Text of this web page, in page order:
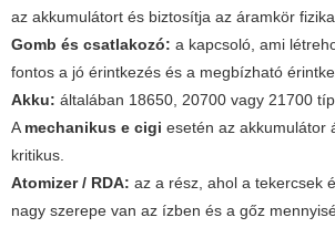
az akkumulátort és biztosítja az áramkör
Gomb és csatlakozó: a kapcsoló, ami
fontos a jó érintkezés és a megbízható
Akku: általában 18650, 20700 vagy 21700
Amechanikus e cigi esetén az akkumulátor
kritikus.
Atomizer / RDA: az a rész, ahol a tekercsek
nagy szerepe van az ízben és a gőz